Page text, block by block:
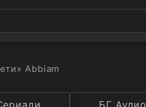
» Abbiam
БГ Аудио